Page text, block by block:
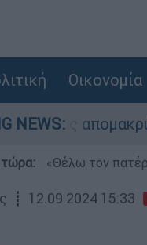
Οικονομία
NEWS:
τώρα: «Θέλω τον
┋ 12.09.2024 15:33